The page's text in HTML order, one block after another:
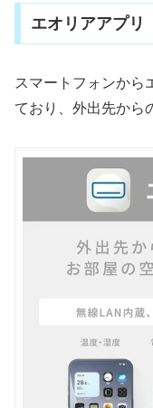
エオリアアプリ
スマートフォンから
ており、外出先から